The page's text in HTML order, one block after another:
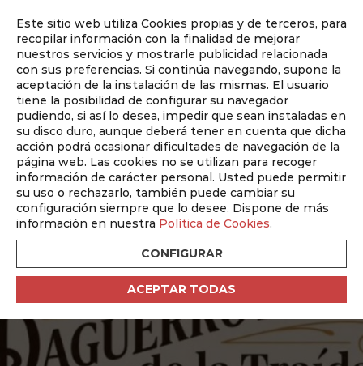
Este sitio web utiliza Cookies propias y de terceros, para
recopilar información con la finalidad de mejorar
nuestros servicios y mostrarle publicidad relacionada
con sus preferencias. Si continúa navegando, supone la
aceptación de la instalación de las mismas. El usuario
tiene la posibilidad de configurar su navegador
pudiendo, si así lo desea, impedir que sean instaladas en
su disco duro, aunque deberá tener en cuenta que dicha
acción podrá ocasionar dificultades de navegación de la
página web. Las cookies no se utilizan para recoger
información de carácter personal. Usted puede permitir
su uso o rechazarlo, también puede cambiar su
configuración siempre que lo desee. Dispone de más
información en nuestra Política de Cookies.
CONFIGURAR
ACEPTAR TODAS
Auditado por
LOS DAGUERROTIPOS DE
LA TRAÍDA
Inicio